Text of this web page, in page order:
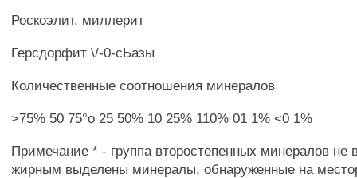
Роскоэлит, миллерит
Герсдорфит \/-0-сЬазы
Количественные соотношения минералов
>75% 50 75°о 25 50% 10 25% 110% 01 1% <0 1%
Примечание * - группа второстепенных минералов не
жирным выделены минералы, обнаруженные на